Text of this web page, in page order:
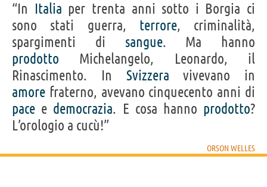
“In Italia per trenta anni sotto i Borgia ci
sono stati guerra, terrore, criminalità,
spargimenti di sangue. Ma hanno
prodotto Michelangelo, Leonardo, il
Rinascimento. In Svizzera vivevano in
amore fraterno, avevano cinquecento anni di
pace e democrazia. E cosa hanno prodotto?
L’orologio a cucù!”
ORSON WELLES